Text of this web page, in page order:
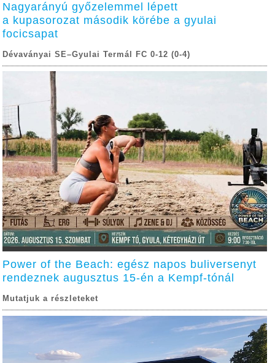
Nagyarányú győzelemmel lépett
a kupasorozat második körébe a gyulai
focicsapat
Dévaványai SE–Gyulai Termál FC 0-12 (0-4)
Power of the Beach: egész napos buliversenyt
rendeznek augusztus 15-én a Kempf-tónál
Mutatjuk a részleteket